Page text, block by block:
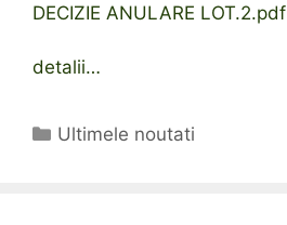
DECIZIE ANULARE LOT.2.pdf
detalii…
Categorii
Ultimele noutati